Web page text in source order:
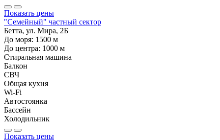
Показать цены
"Семейный" частный сектор
Бетта, ул. Мира, 2Б
До моря: 1500 м
До центра: 1000 м
Стиральная машина
Балкон
СВЧ
Общая кухня
Wi-Fi
Автостоянка
Бассейн
Холодильник
Показать цены